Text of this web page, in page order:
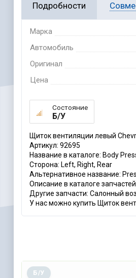
Подробности
Марка
Автомобиль
Оригинал
Цена
Состояние
Б/У
Щиток вентиляции левый
Артикул: 92695
Название в каталоге: Body
Сторона: Left, Right, Rear
Альтернативное название:
Описание в каталоге
Другие запчасти: Салонный
У нас можно купить Щиток
Б/У